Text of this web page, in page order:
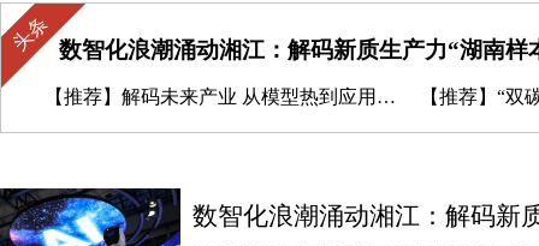
头条 数智化浪潮涌动湘江：解码新质生产力“湖南样
【推荐】 解码未来产业 从模型热到应用热，北京AI产业叙事升级 【推荐】 “双